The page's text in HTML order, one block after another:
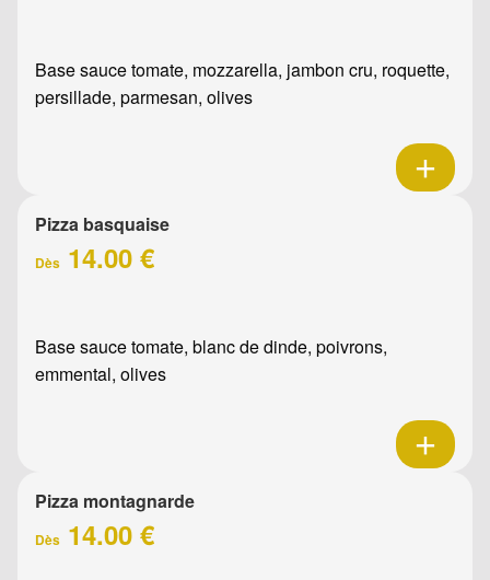
Base sauce tomate, mozzarella, jambon cru, roquette,
persillade, parmesan, olives
Pizza basquaise
Dès 14.00 €
Base sauce tomate, blanc de dinde, poivrons,
emmental, olives
Pizza montagnarde
Dès 14.00 €